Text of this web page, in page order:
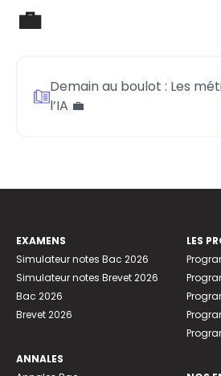
💼
Demain au boulot : Les
l’IA 💼
EXAMENS
Simulateur notes Bac 2026
Simulateur notes Brevet 2026
Bac 2026
Brevet 2026
ANNALES
LES